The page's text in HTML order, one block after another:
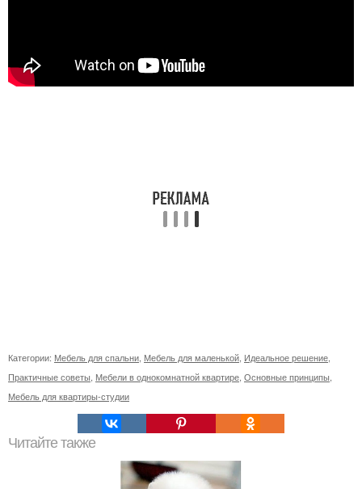
Категории: Мебель для спальни Мебель для маленькой Идеальное решение
Практичные советы Мебели в однокомнатной квартире Основные принципы
Мебель для квартиры-студии
Читайте также